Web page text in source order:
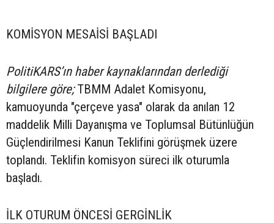
KOMİSYON MESAİSİ BAŞLADI
PolitiKARS’ın haber kaynaklarından derlediği
bilgilere göre;TBMM Adalet Komisyonu,
kamuoyunda "çerçeve yasa" olarak da anılan 12
maddelik Milli Dayanışma ve Toplumsal Bütünlüğün
Güçlendirilmesi Kanun Teklifini görüşmek üzere
toplandı. Teklifin komisyon süreci ilk oturumla
başladı.
İLK OTURUM ÖNCESİ GERGİNLİK